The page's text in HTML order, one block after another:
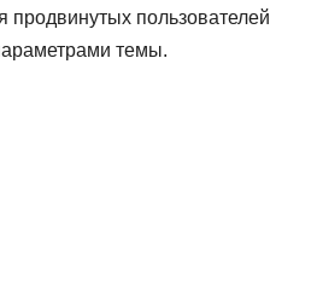
пользователей
темы.